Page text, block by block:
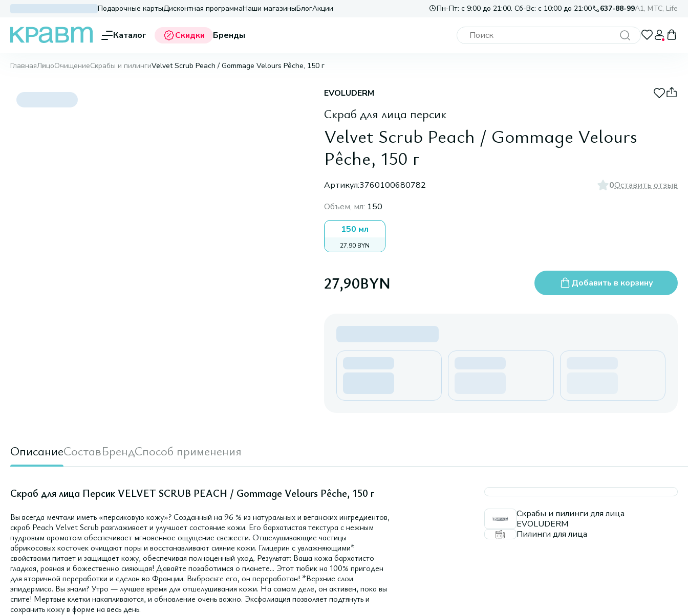
Подарочные картыДисконтная программаНаши магазиныБлогАкции Пн-Пт: с 9:00 до 21:00. Сб-Вс: с 10:00 до 21:00 637-88-99A1, МТС, Life
Каталог Скидки Бренды
ГлавнаяЛицоОчищениеСкрабы и пилингиVelvet Scrub Peach / Gommage Velours Pêche, 150 г
EVOLUDERM
Скраб для лица персик
Velvet Scrub Peach / Gommage Velours
Pêche, 150 г
Артикул:3760100680782 0Оставить отзыв
Объем, мл: 150
150 мл
27,90 BYN
27,90BYN Добавить в корзину
ОписаниеСоставБрендСпособ применения
Скраб для лица Персик VELVET SCRUB PEACH / Gommage Velours Pêche, 150 г
Вы всегда мечтали иметь «персиковую кожу»? Созданный на 96 % из натуральных и веганских ингредиентов,
скраб Peach Velvet Scrub разглаживает и улучшает состояние кожи. Его бархатистая текстура с нежным
пудровым ароматом обеспечивает мгновенное ощущение свежести. Отшелушивающие частицы
абрикосовых косточек очищают поры и восстанавливают сияние кожи. Глицерин с увлажняющими*
свойствами питает и защищает кожу, обеспечивая полноценный уход. Результат: Ваша кожа бархатисто
гладкая, ровная и божественно сияющая! Давайте позаботимся о планете... Этот тюбик на 100% пригоден
для вторичной переработки и сделан во Франции. Выбросьте его, он переработан! *Верхние слои
эпидермиса. Вы знали? Утро — лучшее время для отшелушивания кожи. На самом деле, он активен, пока вы
спите! Мертвые клетки накапливаются, и обновление очень важно. Эксфолиация позволяет подтянуть и
сохранить кожу в форме на весь день.
Скрабы и пилинги для лица
EVOLUDERM
Пилинги для лица